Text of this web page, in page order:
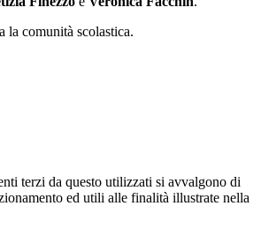
la comunità scolastica.
terzi da questo utilizzati si avvalgono di
ed utili alle finalità illustrate nella